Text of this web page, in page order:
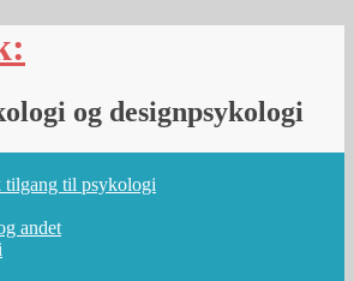
og designpsykologi
til psykologi
andet